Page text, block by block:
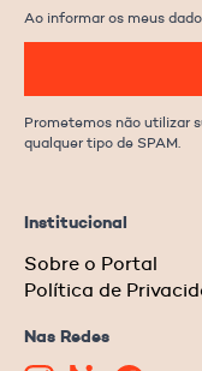
Institucional
Sobre o Portal
Política de
Nas Redes
Ao informar os meus
Prometemos não utilizar
qualquer tipo de SPAM.